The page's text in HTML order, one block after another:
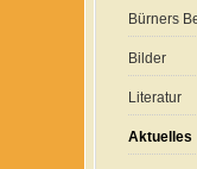
Bürners
Bilder
Literatur
Aktuelles